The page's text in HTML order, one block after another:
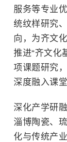
服务等专业
统纹样研究
向，为齐文
推进“齐文化
项课题研究
深度融入课
深化产学研
淄博陶瓷、
化与传统产